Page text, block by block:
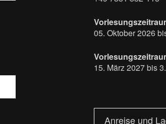
05. Oktober 2026
15. März 2027 bis
Anreise und